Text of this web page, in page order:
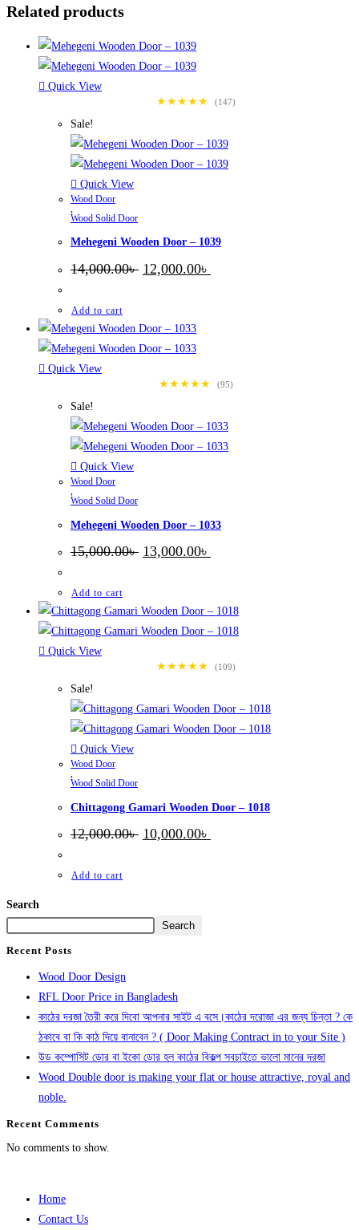
Related products
Quick View
★★★★★
(147)
Sale!
Quick View
Wood Door
Wood Solid Door
Mehegeni Wooden Door – 1039
14,000.00৳ Original
price
12,000.00৳
Add to cart
Quick View
★★★★★
(95)
Sale!
Quick View
Wood Door
,
Wood Solid Door
Mehegeni Wooden Door – 1033
15,000.00৳ Original
price
13,000.00৳
Add to cart
Quick View
★★★★★
(109)
Sale!
Quick View
Wood Door
,
Wood Solid Door
Chittagong Gamari Wooden Door – 1018
12,000.00৳ Original
price
10,000.00৳
Add to cart
Search
Search
Recent Posts
Wood Door Design
RFL Door Price in Bangladesh
কাঠের দরজা তৈরী করে দিবো আপনার সাইট এ বসে।কাঠের দরোজা এর জন্য চিন্তা ? কে
ঠকাবে বা কি কাঠ দিয়ে বানাবেন ? ( Door Making Contract in to your Site )
উড কম্পোসিট ডোর বা ইকো ডোর হল কাঠের বিকল্প সবচাইতে ভালো মানের দরজা
Wood Double door is making your flat or house attractive, royal and
noble.
Recent Comments
No comments to show.
Home
Contact Us